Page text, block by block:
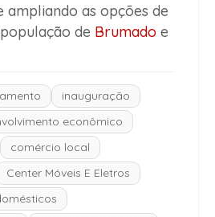
ampliando as opções de
de Brumado e
inauguração
econômico
comércio local
Center Móveis E Eletros